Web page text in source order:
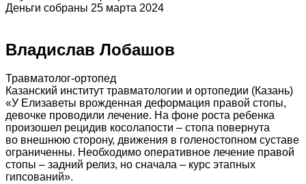
Деньги собраны 25 марта 2024
Владислав Лобашов
Травматолог-ортопед
Казанский институт травматологии и ортопедии (Казань)
«У Елизаветы врожденная деформация правой стопы,
девочке проводили лечение. На фоне роста ребенка
произошел рецидив косолапости – стопа повернута
во внешнюю сторону, движения в голеностопном суставе
ограниченны. Необходимо оперативное лечение правой
стопы – задний релиз, но сначала – курс этапных
гипсований».